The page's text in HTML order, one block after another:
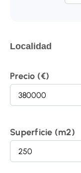
Localidad
Precio (€)
Superficie (m2)